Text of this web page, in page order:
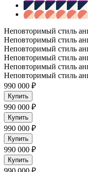
Неповторимый стиль
Неповторимый стиль
Неповторимый стиль
Неповторимый стиль
Неповторимый стиль
Неповторимый стиль
990 000 ₽
Купить
990 000 ₽
Купить
990 000 ₽
Купить
990 000 ₽
Купить